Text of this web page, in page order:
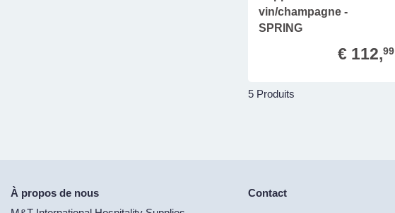
vin/champagne -
SPRING
€ 112,99
5 Produits
À propos de nous
Contact